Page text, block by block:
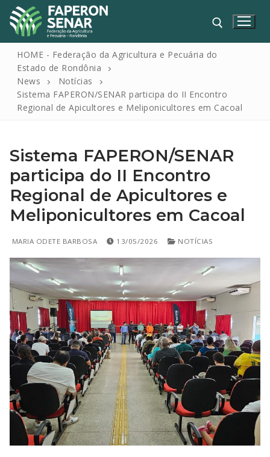
HOME
FAPERON
SENAR
SINDICATOS
IPAGRO
SISTEMAS
Chamados TI
Extranet
Lgpd
Gerador Senha
Solicitações LGPD
HOME - Federação da Agricultura e Pecuária do
Estado de Rondônia
News
Notícias
Sistema FAPERON/SENAR participa do II Encontro
Regional de Apicultores e Meliponicultores em Cacoal
Sistema FAPERON/SENAR
participa do II Encontro
Regional de Apicultores e
Meliponicultores em Cacoal
MARIA ODETE BARBOSA 13/05/2026 NOTÍCIAS